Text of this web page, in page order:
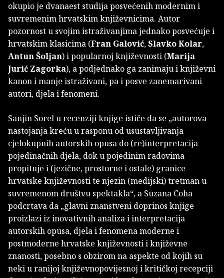
okupio je dvanaest studija posvećenih modernim i
suvremenim hrvatskim književnicima. Autor
pozornost u svojim istraživanjima jednako posvećuje i
hrvatskim klasicima (Fran Galović,Slavko Kolar,
Antun Šoljan) i popularnoj književnosti (Marija
Jurić Zagorka), a podjednako ga zanimaju i književni
kanon i manje istraživani, pa i posve zanemarivani
autori, djela i fenomeni.
Sanjin Sorel u recenziji knjige ističe da se „autorova
nastojanja kreću u rasponu od usustavljivanja
cjelokupnih autorskih opusa do (re)interpretacija
pojedinačnih djela, dok u pojedinim radovima
propituje i (jezične, prostorne i ostale) granice
hrvatske književnosti te njezin (medijski) tretman u
suvremenom društvu spektakla“, a Suzana Coha
podcrtava da „glavni znanstveni doprinos knjige
proizlazi iz inovativnih analiza i interpretacija
autorskih opusa, djela i fenomena moderne i
postmoderne hrvatske književnosti i književne
znanosti, posebno s obzirom na aspekte od kojih su
neki u ranijoj književnopovijesnoj i kritičkoj recepciji